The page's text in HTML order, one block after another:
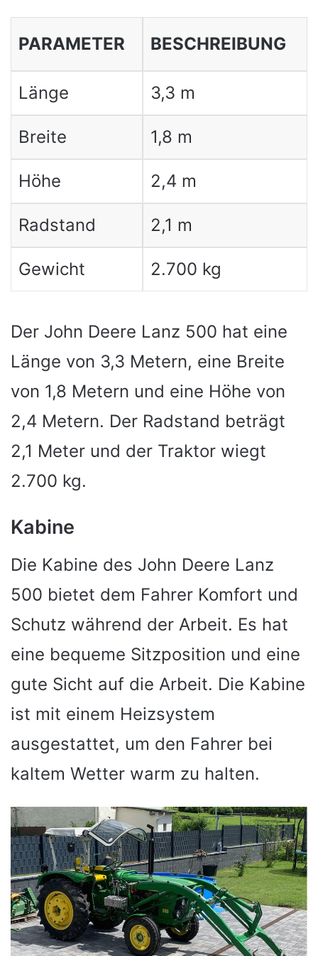
PARAMETER BESCHREIBUNG
Länge 3,3 m
Breite 1,8 m
Höhe 2,4 m
Radstand 2,1 m
Gewicht 2.700 kg
Der John Deere Lanz 500 hat eine
Länge von 3,3 Metern, eine Breite
von 1,8 Metern und eine Höhe von
2,4 Metern. Der Radstand beträgt
2,1 Meter und der Traktor wiegt
2.700 kg.
Kabine
Die Kabine des John Deere Lanz
500 bietet dem Fahrer Komfort und
Schutz während der Arbeit. Es hat
eine bequeme Sitzposition und eine
gute Sicht auf die Arbeit. Die Kabine
ist mit einem Heizsystem
ausgestattet, um den Fahrer bei
kaltem Wetter warm zu halten.